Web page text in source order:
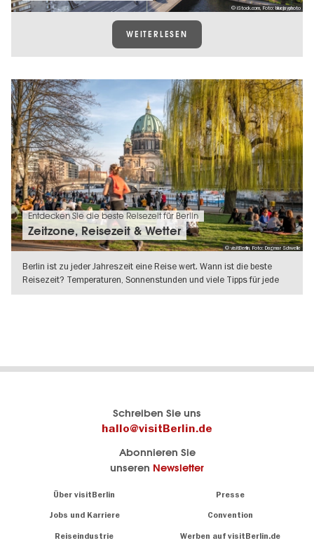
© iStock.com, Foto: bluejayphoto
WEITERLESEN
© visitBerlin, Foto: Dagmar Schwelle
Entdecken Sie die beste Reisezeit für Berlin
Zeitzone, Reisezeit & Wetter
Berlin ist zu jeder Jahreszeit eine Reise wert. Wann ist die beste
Reisezeit? Temperaturen, Sonnenstunden und viele Tipps für jede
Schreiben Sie uns
hallo@visitBerlin.de
Abonnieren Sie
unseren Newsletter
Über visitBerlin Presse
Jobs und Karriere Convention
Reiseindustrie Werben auf visitBerlin.de
sind
für Sie da.
Insidertipps